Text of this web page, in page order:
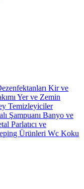
Kir ve
Yer ve Zemin
Temizleyiciler
Şampuanı Banyo ve
Parlatıcı ve
Ürünleri Wc Koku